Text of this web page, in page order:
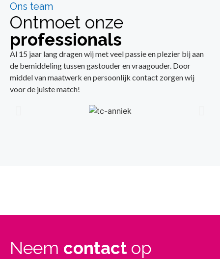
Ons team
Ontmoet onze
professionals
Al 15 jaar lang dragen wij met veel passie en plezier bij aan
de bemiddeling tussen gastouder en vraagouder. Door
middel van maatwerk en persoonlijk contact zorgen wij
voor de juiste match!
Neem contact op